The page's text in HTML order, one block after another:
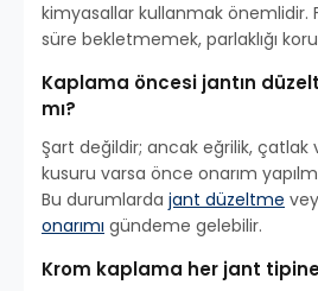
kimyasallar kullanmak önemlidir.
süre bekletmemek, parlaklığı
Kaplama öncesi jantın
mı?
Şart değildir; ancak eğrilik, çatlak
kusuru varsa önce onarım
Bu durumlarda jant düzeltme
onarımı gündeme gelebilir.
Krom kaplama her jant